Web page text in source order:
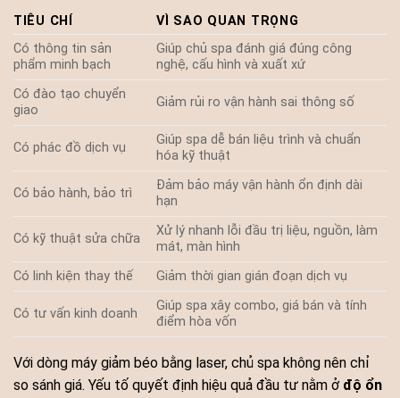
TIÊU CHÍ
VÌ SAO QUAN TRỌNG
Có thông tin sản
phẩm minh bạch
Giúp chủ spa đánh giá đúng công
nghệ, cấu hình và xuất xứ
Có đào tạo chuyển
giao
Giảm rủi ro vận hành sai thông số
Có phác đồ dịch vụ
Giúp spa dễ bán liệu trình và chuẩn
hóa kỹ thuật
Có bảo hành, bảo trì
Đảm bảo máy vận hành ổn định dài
hạn
Có kỹ thuật sửa chữa
Xử lý nhanh lỗi đầu trị liệu, nguồn, làm
mát, màn hình
Có linh kiện thay thế
Giảm thời gian gián đoạn dịch vụ
Có tư vấn kinh doanh
Giúp spa xây combo, giá bán và tính
điểm hòa vốn
Với dòng máy giảm béo bằng laser, chủ spa không nên chỉ
so sánh giá. Yếu tố quyết định hiệu quả đầu tư nằm ở độ ổn